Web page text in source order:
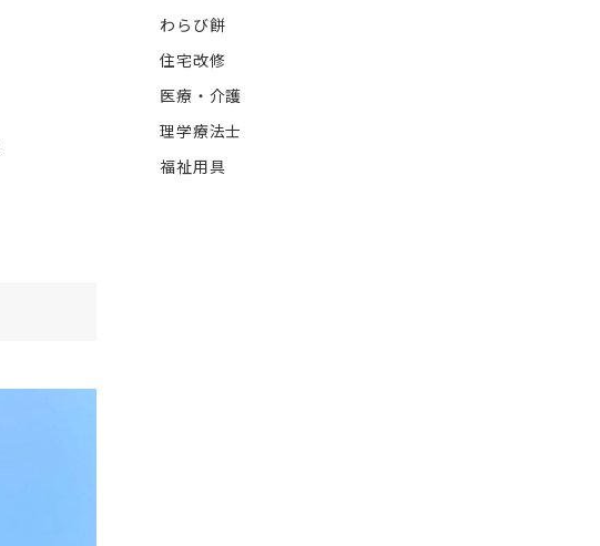
わらび餅
住宅改修
医療・介護
理学療法士
福祉用具